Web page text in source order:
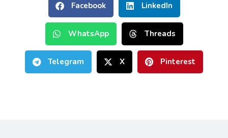
Facebook LinkedIn
WhatsApp Threads
Telegram X Pinterest